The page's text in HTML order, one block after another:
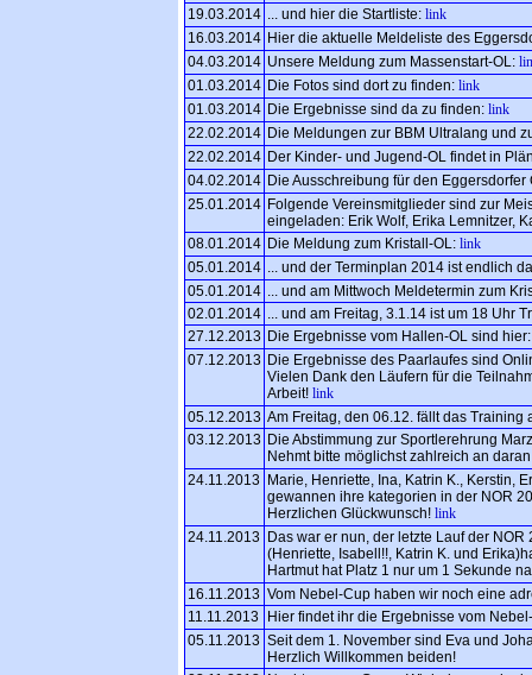
19.03.2014
... und hier die Startliste: link
16.03.2014 Hier die aktuelle Meldeliste des
04.03.2014 Unsere Meldung zum Massenstart-OL:
01.03.2014 Die Fotos sind dort zu finden: link
01.03.2014 Die Ergebnisse sind da zu finden: link
22.02.2014 Die Meldungen zur BBM Ultralang und
22.02.2014 Der Kinder- und Jugend-OL findet in
04.02.2014 Die Ausschreibung für den Eggersdorfer
25.01.2014 Folgende Vereinsmitglieder sind zur
eingeladen: Erik Wolf, Erika Lemnitzer,
08.01.2014 Die Meldung zum Kristall-OL: link
05.01.2014
... und der Terminplan 2014 ist endlich
05.01.2014
... und am Mittwoch Meldetermin zum
02.01.2014
... und am Freitag, 3.1.14 ist um 18 Uhr
27.12.2013 Die Ergebnisse vom Hallen-OL sind
07.12.2013 Die Ergebnisse des Paarlaufes sind
Vielen Dank den Läufern für die
Arbeit! link
05.12.2013 Am Freitag, den 06.12. fällt das Training
03.12.2013 Die Abstimmung zur Sportlerehrung
Nehmt bitte möglichst zahlreich an
24.11.2013 Marie, Henriette, Ina, Katrin K., Kerstin,
gewannen ihre kategorien in der NOR
Herzlichen Glückwunsch! link
24.11.2013 Das war er nun, der letzte Lauf der
(Henriette, Isabell!!, Katrin K. und
Hartmut hat Platz 1 nur um 1 Sekunde
16.11.2013 Vom Nebel-Cup haben wir noch eine
11.11.2013 Hier findet ihr die Ergebnisse vom
05.11.2013 Seit dem 1. November sind Eva und
Herzlich Willkommen beiden!